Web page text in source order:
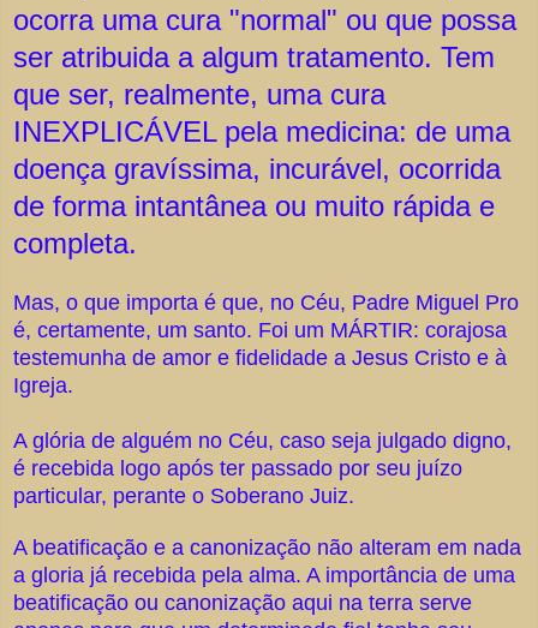
ocorra uma cura "normal" ou que possa
ser atribuida a algum tratamento. Tem
que ser, realmente, uma cura
INEXPLICÁVEL pela medicina: de uma
doença gravíssima, incurável, ocorrida
de forma intantânea ou muito rápida e
completa.
Mas, o que importa é que, no Céu, Padre Miguel Pro
é, certamente, um santo. Foi um MÁRTIR: corajosa
testemunha de amor e fidelidade a Jesus Cristo e à
Igreja.
A glória de alguém no Céu, caso seja julgado digno,
é recebida logo após ter passado por seu juízo
particular, perante o Soberano Juiz.
A beatificação e a canonização não alteram em nada
a gloria já recebida pela alma. A importância de uma
beatificação ou canonização aqui na terra serve